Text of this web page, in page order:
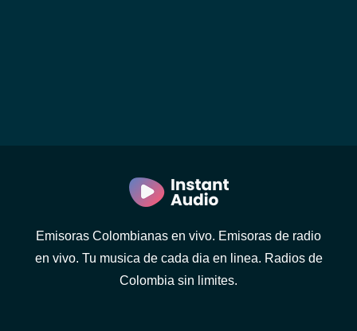
Emisoras Colombianas en vivo. Emisoras de radio
en vivo. Tu musica de cada dia en linea. Radios de
Colombia sin limites.